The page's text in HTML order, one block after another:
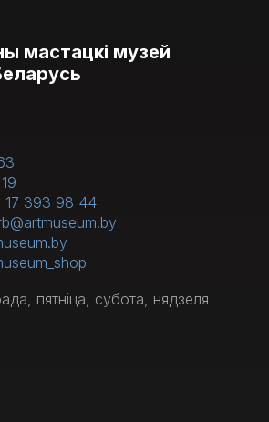
мастацкі музей
17 393 98 44
пятніца, субота, нядзеля